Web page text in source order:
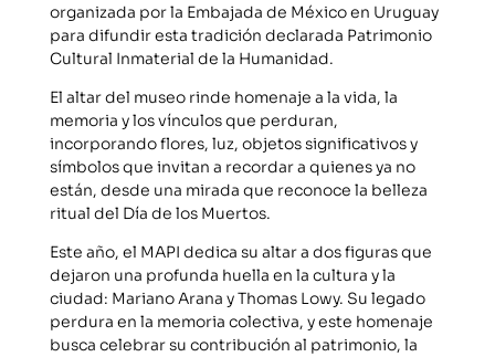
organizada por la Embajada de México en Uruguay
para difundir esta tradición declarada Patrimonio
Cultural Inmaterial de la Humanidad.
El altar del museo rinde homenaje a la vida, la
memoria y los vínculos que perduran,
incorporando flores, luz, objetos significativos y
símbolos que invitan a recordar a quienes ya no
están, desde una mirada que reconoce la belleza
ritual del Día de los Muertos.
Este año, el MAPI dedica su altar a dos figuras que
dejaron una profunda huella en la cultura y la
ciudad: Mariano Arana y Thomas Lowy. Su legado
perdura en la memoria colectiva, y este homenaje
busca celebrar su contribución al patrimonio, la